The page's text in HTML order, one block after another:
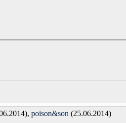
poison&son (25.06.2014)